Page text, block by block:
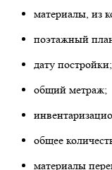
материалы, из
поэтажный
дату постройки;
общий метраж;
общее
материалы